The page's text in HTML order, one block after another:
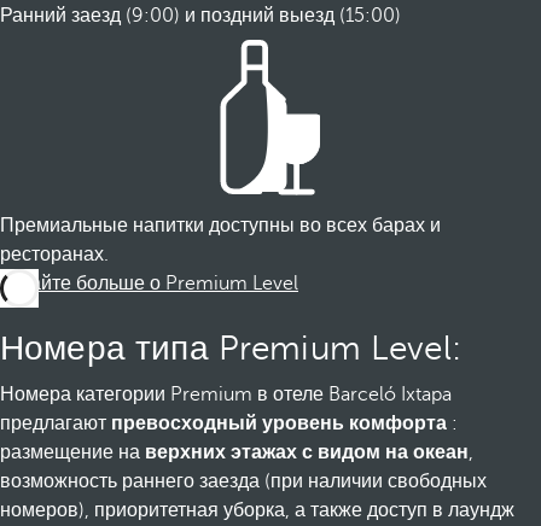
Ранний заезд (9:00) и поздний выезд (15:00)
Премиальные напитки доступны во всех барах и
ресторанах.
Узнайте больше о Premium Level
Номера типа Premium Level:
Номера категории Premium в отеле Barceló Ixtapa
предлагают превосходный уровень комфорта :
размещение на верхних этажах с видом на океан
возможность раннего заезда (при наличии свободных
номеров), приоритетная уборка, а также доступ в лаундж